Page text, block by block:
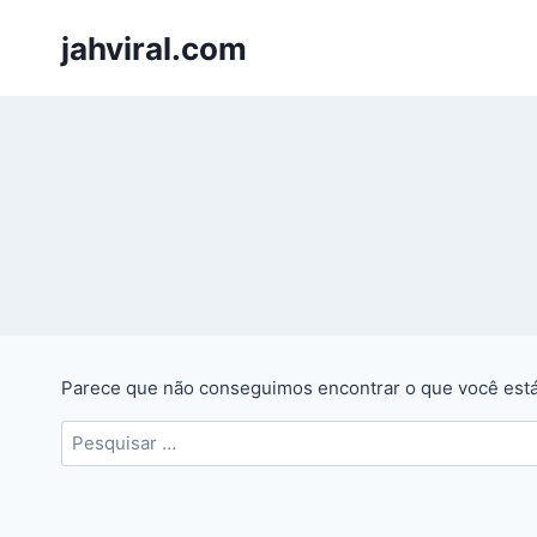
jahviral.com
Parece que não conseguimos encontrar o que você
Pesquisar
por: